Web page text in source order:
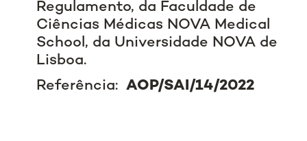
Regulamento, da Faculdade de
Ciências Médicas NOVA Medical
School, da Universidade NOVA de
Lisboa.
Referência:AOP/SAI/14/2022